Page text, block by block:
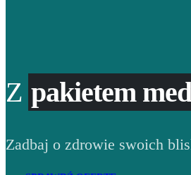
Z pakietem
Zadbaj o zdrowie swoich